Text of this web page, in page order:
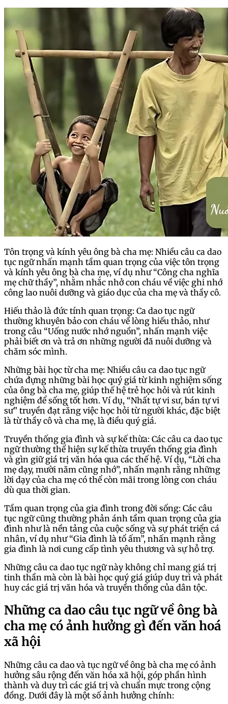
Tôn trọng và kính yêu ông bà cha mẹ: Nhiều câu ca dao
tục ngữ nhấn mạnh tầm quan trọng của việc tôn trọng
và kính yêu ông bà cha mẹ, ví dụ như “Công cha nghĩa
mẹ chữ thầy”, nhằm nhắc nhở con cháu về việc ghi nhớ
công lao nuôi dưỡng và giáo dục của cha mẹ và thầy cô.
Hiếu thảo là đức tính quan trọng: Ca dao tục ngữ
thường khuyên bảo con cháu về lòng hiếu thảo, như
trong câu “Uống nước nhớ nguồn”, nhấn mạnh việc
phải biết ơn và trả ơn những người đã nuôi dưỡng và
chăm sóc mình.
Những bài học từ cha mẹ: Nhiều câu ca dao tục ngữ
chứa đựng những bài học quý giá từ kinh nghiệm sống
của ông bà cha mẹ, giúp thế hệ trẻ học hỏi và rút kinh
nghiệm để sống tốt hơn. Ví dụ, “Nhất tự vi sư, bán tự vi
sư” truyền đạt rằng việc học hỏi từ người khác, đặc biệt
là từ thầy cô và cha mẹ, là điều quý giá.
Truyền thống gia đình và sự kế thừa: Các câu ca dao tục
ngữ thường thể hiện sự kế thừa truyền thống gia đình
và gìn giữ giá trị văn hóa qua các thế hệ. Ví dụ, “Lời cha
mẹ dạy, mười năm cũng nhớ”, nhấn mạnh rằng những
lời dạy của cha mẹ có thể còn mãi trong lòng con cháu
dù qua thời gian.
Tầm quan trọng của gia đình trong đời sống: Các câu
tục ngữ cũng thường phản ánh tầm quan trọng của gia
đình như là nền tảng của cuộc sống và sự phát triển cá
nhân, ví dụ như “Gia đình là tổ ấm”, nhấn mạnh rằng
gia đình là nơi cung cấp tình yêu thương và sự hỗ trợ.
Những câu ca dao tục ngữ này không chỉ mang giá trị
tinh thần mà còn là bài học quý giá giúp duy trì và phát
huy các giá trị văn hóa và truyền thống của dân tộc.
Những ca dao câu tục ngữ về ông bà
cha mẹ có ảnh hưởng gì đến văn hoá
xã hội
Những câu ca dao và tục ngữ về ông bà cha mẹ có ảnh
hưởng sâu rộng đến văn hóa xã hội, góp phần hình
thành và duy trì các giá trị và chuẩn mực trong cộng
đồng. Dưới đây là một số ảnh hưởng chính: